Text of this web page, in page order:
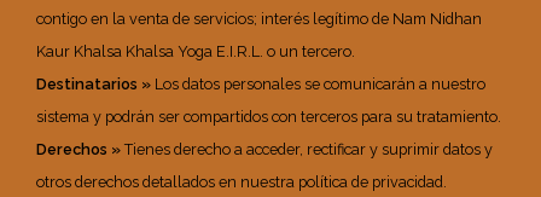
contigo en la venta de servicios; interés legítimo de Nam Nidhan
Kaur Khalsa Khalsa Yoga E.I.R.L. o un tercero.
Destinatarios » Los datos personales se comunicarán a nuestro
sistema y podrán ser compartidos con terceros para su tratamiento.
Derechos » Tienes derecho a acceder, rectificar y suprimir datos y
otros derechos detallados en nuestra política de privacidad.